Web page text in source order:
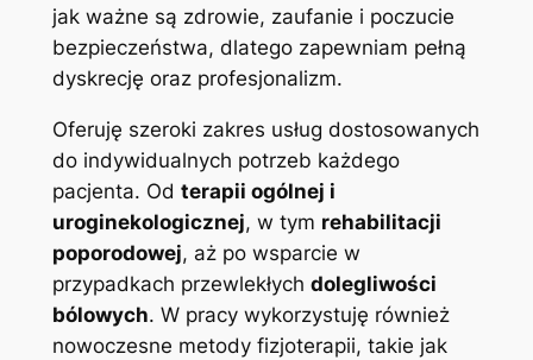
jak ważne są zdrowie, zaufanie i poczucie
bezpieczeństwa, dlatego zapewniam pełną
dyskrecję oraz profesjonalizm.
Oferuję szeroki zakres usług dostosowanych
do indywidualnych potrzeb każdego
pacjenta. Od terapii ogólnej i
uroginekologicznej, w tym rehabilitacji
poporodowej, aż po wsparcie w
przypadkach przewlekłych dolegliwości
bólowych. W pracy wykorzystuję również
nowoczesne metody fizjoterapii, takie jak